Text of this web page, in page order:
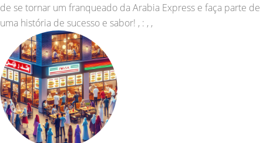
de se tornar um franqueado da Arabia Express e faça parte de
uma história de sucesso e sabor! , : , ,